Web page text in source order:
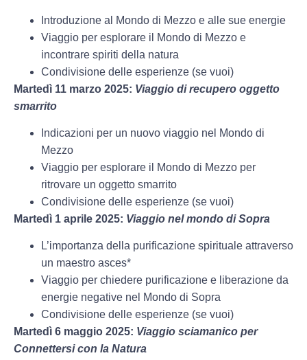
Introduzione al Mondo di Mezzo e alle sue energie
Viaggio per esplorare il Mondo di Mezzo e
incontrare spiriti della natura
Condivisione delle esperienze (se vuoi)
Martedì 11 marzo 2025: Viaggio di recupero oggetto
smarrito
Indicazioni per un nuovo viaggio nel Mondo di
Mezzo
Viaggio per esplorare il Mondo di Mezzo per
ritrovare un oggetto smarrito
Condivisione delle esperienze (se vuoi)
Martedì 1 aprile 2025: Viaggio nel mondo di Sopra
L’importanza della purificazione spirituale attraverso
un maestro asces*
Viaggio per chiedere purificazione e liberazione da
energie negative nel Mondo di Sopra
Condivisione delle esperienze (se vuoi)
Martedì 6 maggio 2025: Viaggio sciamanico per
Connettersi con la Natura